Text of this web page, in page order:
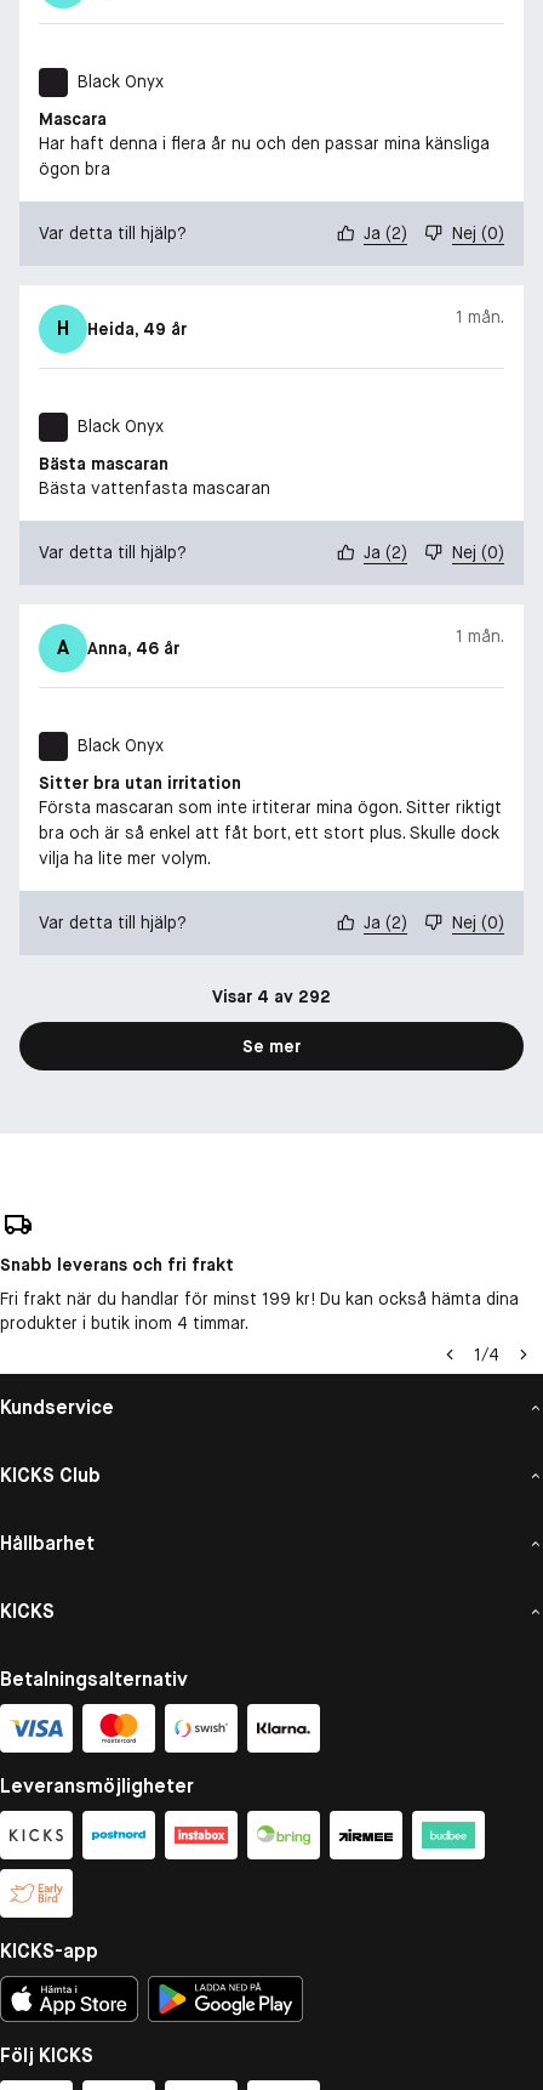
Black Onyx
Mascara
Har haft denna i flera år nu och den passar mina känsliga
ögon bra
Var detta till hjälp? Ja (2) Nej (0)
H Heida, 49 år
1 mån.
Black Onyx
Bästa mascaran
Bästa vattenfasta mascaran
Var detta till hjälp? Ja (2) Nej (0)
A Anna, 46 år
1 mån.
Black Onyx
Sitter bra utan irritation
Första mascaran som inte irtiterar mina ögon. Sitter riktigt
bra och är så enkel att fåt bort, ett stort plus. Skulle dock
vilja ha lite mer volym.
Var detta till hjälp? Ja (2) Nej (0)
Visar 4 av 292
Se mer
Snabb leverans och fri frakt
Fri frakt när du handlar för minst 199 kr! Du kan också hämta dina
produkter i butik inom 4 timmar.
1/4
Kundservice
KICKS Club
Hållbarhet
KICKS
Betalningsalternativ
Leveransmöjligheter
KICKS-app
Följ KICKS